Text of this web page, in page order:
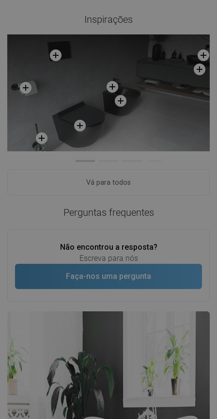
Inspirações
Vá para todos
Perguntas frequentes
Não encontrou a resposta?
Escreva para nós
Faça-nos uma pergunta